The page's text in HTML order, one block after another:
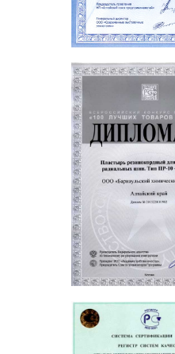
Инструкции
(тех.карты)
Отличие
Инструкция
Ошибки при
Сроки
Таблица
ремонта шин
каркасом
Таблица